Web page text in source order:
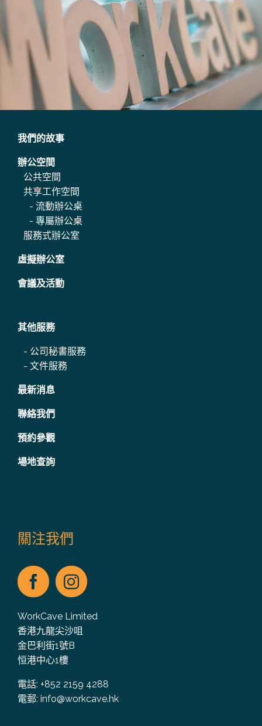
我們的故事
辦公空間
公共空間
共享工作空間
- 流動辦公桌
- 專屬辦公桌
服務式辦公室
虛擬辦公室
會議及活動
其他服務
- 公司秘書服務
- 文件服務
最新消息
聯絡我們
預約參觀
場地查詢
關注我們
WorkCave Limited
香港九龍尖沙咀
金巴利街1號B
恒港中心1樓
電話: +852 2159 4288
電郵: info@workcave.hk